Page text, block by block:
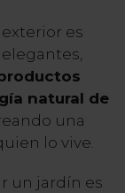
es
natural de
una
lo vive.
un jardín es